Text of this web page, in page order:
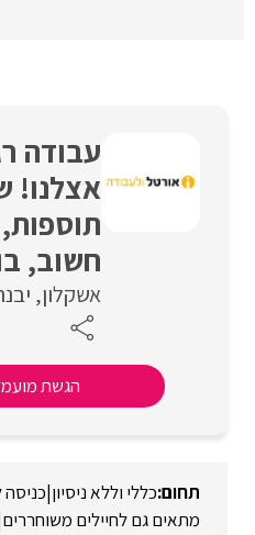
עבודה
אצלנו!
תוספות,
חשוב,
אשקלון
הגשת
כללי וללא ניסיון|
מתאים גם לחיילים משוחררים